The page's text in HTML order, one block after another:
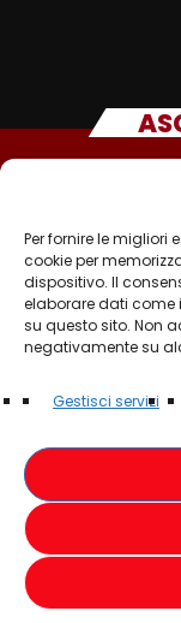
Per fornire le migliori
cookie per
dispositivo. Il
elaborare dati come
su questo sito. Non
negativamente su
Gestisci servizi
PRIVACY POLICY
COOKIE POLICY